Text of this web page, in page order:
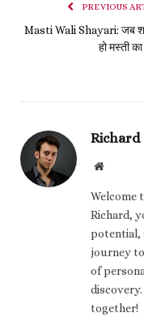
PREVIOUS
Masti Wali Shayari: जब
हो मस्ती
Richard
Website
Welcome
Richard,
potential,
journey to
of
together!